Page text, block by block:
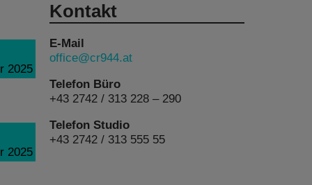
2025
2025
Kontakt
E-Mail
office@cr944.at
Telefon Büro
+43 2742 / 313 228 – 290
Telefon Studio
+43 2742 / 313 555 55